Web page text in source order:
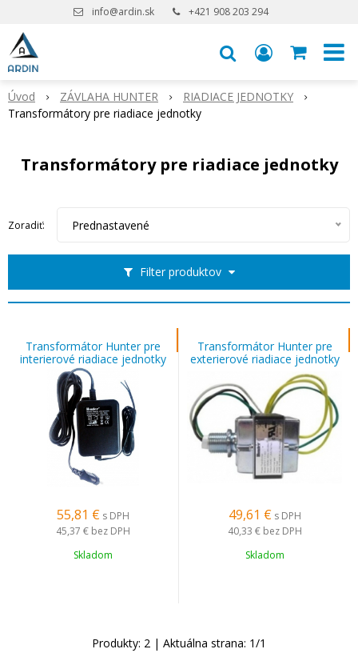
info@ardin.sk +421 908 203 294
Úvod ZÁVLAHA HUNTER
RIADIACE JEDNOTKY
Transformátory pre riadiace jednotky
Transformátory pre riadiace jednotky
Filter produktov
Zoradiť: Prednastavené
Transformátor Hunter pre
interierové riadiace jednotky
X-CORE, PRO-C, HC, PRO-HC
(545700)
55,81 € s DPH
45,37 € bez DPH
Skladom
Transformátor Hunter pre
exterierové riadiace jednotky
X-CORE, PRO-C, PRO-HC,
HPC (545800)
49,61 € s DPH
40,33 € bez DPH
Skladom
Produkty: 2 | Aktuálna strana: 1/1